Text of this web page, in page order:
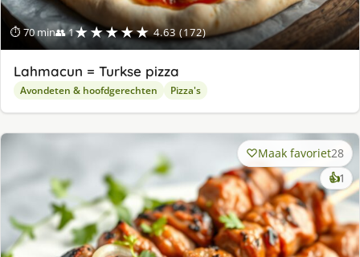
⏱ 70 min👥 1★★★★★ 4.63 (172)
Lahmacun = Turkse pizza
Avondeten & hoofdgerechten Pizza's
Maak favoriet28
👍1